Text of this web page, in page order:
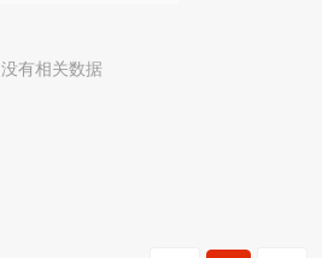
没有相关数据